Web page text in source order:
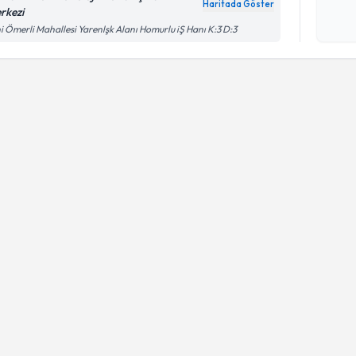
Haritada Göster
Ömerli Mahallesi Yarenlşk Alanı Homurlu iŞ Hanı K:3 D:3